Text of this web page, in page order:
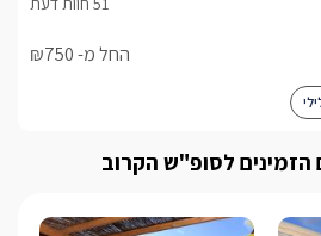
החל מ- ₪750
הזמינים לסופ"ש הקרוב